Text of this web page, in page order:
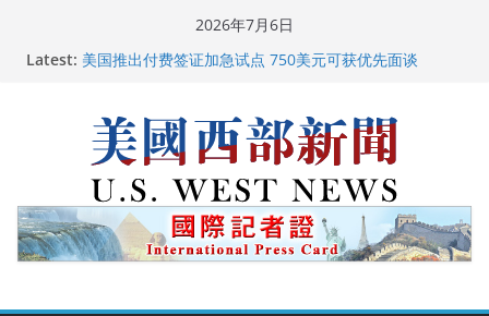
2026年7月6日
Latest: 美国推出付费签证加急试点 750美元可获优先面谈
美国最高法院维持“出生公民权” : 出生在美国就是美国
人！
中国驻美国大使谢锋邀请美国老教师罗纳德·萨科尔斯基
再次访华
广州市沉香协会会长周天明：让沉香有序走向世界